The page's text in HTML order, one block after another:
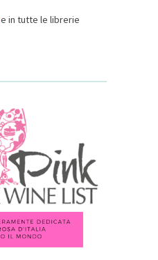
e in tutte le librerie